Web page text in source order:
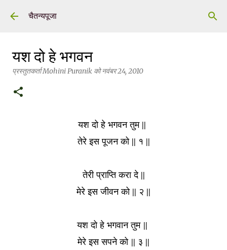
चैतन्यपूजा
यश दो हे भगवन
प्रस्तुतकर्ताMohini Puranik कोनवंबर 24, 2010
यश दो हे भगवन तुम ||
तेरे इस पूजन को || १ ||
तेरी प्राप्ति करा दे ||
मेरे इस जीवन को || २ ||
यश दो हे भगवान तुम ||
मेरे इस सपने को|| ३ ||